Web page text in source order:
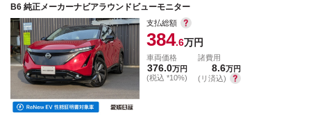
B6 純正メーカーナビアラウンドビューモニター
支払総額
384.6万円
車両価格
376.0万円
(税込 *10%)
諸費用
8.6万円
(リ済込)